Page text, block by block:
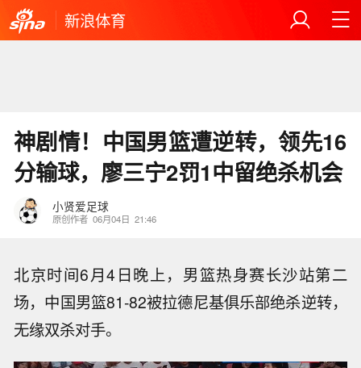
新浪体育
神剧情！中国男篮遭逆转，领先16
分输球，廖三宁2罚1中留绝杀机会
小贤爱足球
原创作者 06月04日 21:46
北京时间6月4日晚上，男篮热身赛长沙站第二
场，中国男篮81-82被拉德尼基俱乐部绝杀逆转，
无缘双杀对手。